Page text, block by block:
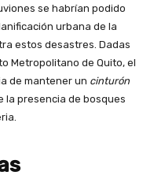
se habrían podido
urbana de la
estos desastres. Dadas
Metropolitano de Quito, el
de mantener un cinturón
la presencia de bosques